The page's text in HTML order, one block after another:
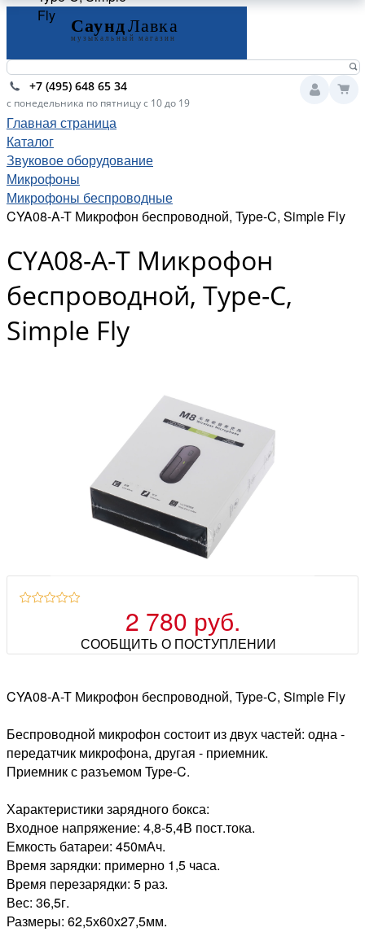
+7 (495) 648 65 34
с понедельника по пятницу с 10 до 19
Главная страница
Каталог
Звуковое оборудование
Микрофоны
Микрофоны беспроводные
CYA08-A-T Микрофон беспроводной, Type-C, Simple Fly
CYA08-A-T Микрофон
беспроводной, Type-C,
Simple Fly
2 780 руб.
СООБЩИТЬ О ПОСТУПЛЕНИИ
CYA08-A-T Микрофон беспроводной, Type-C, Simple Fly
Беспроводной микрофон состоит из двух частей: одна -
передатчик микрофона, другая - приемник.
Приемник с разъемом Type-C.
Характеристики зарядного бокса:
Входное напряжение: 4,8-5,4В пост.тока.
Емкость батареи: 450мАч.
Время зарядки: примерно 1,5 часа.
Время перезарядки: 5 раз.
Вес: 36,5г.
Размеры: 62,5х60х27,5мм.
Fly